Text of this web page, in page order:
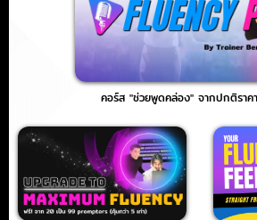
คอร์ส "ช่วยพูดคล่อง" จากปกติรา